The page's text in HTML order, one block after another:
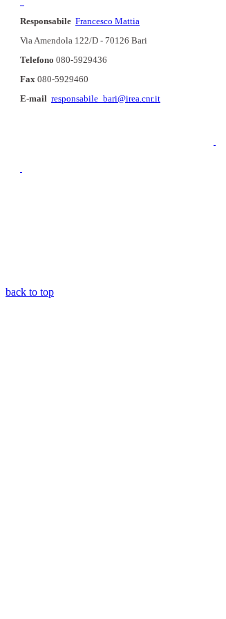
Responsabile Francesco Mattia
Via Amendola 122/D - 70126 Bari
Telefono 080-5929436
Fax 080-5929460
E-mail responsabile_bari@irea.cnr.it
back to top